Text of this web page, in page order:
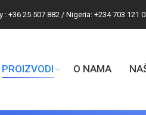
+36 25 507 882 / Nigeria: +234 703 121
PROIZVODI O NAMA